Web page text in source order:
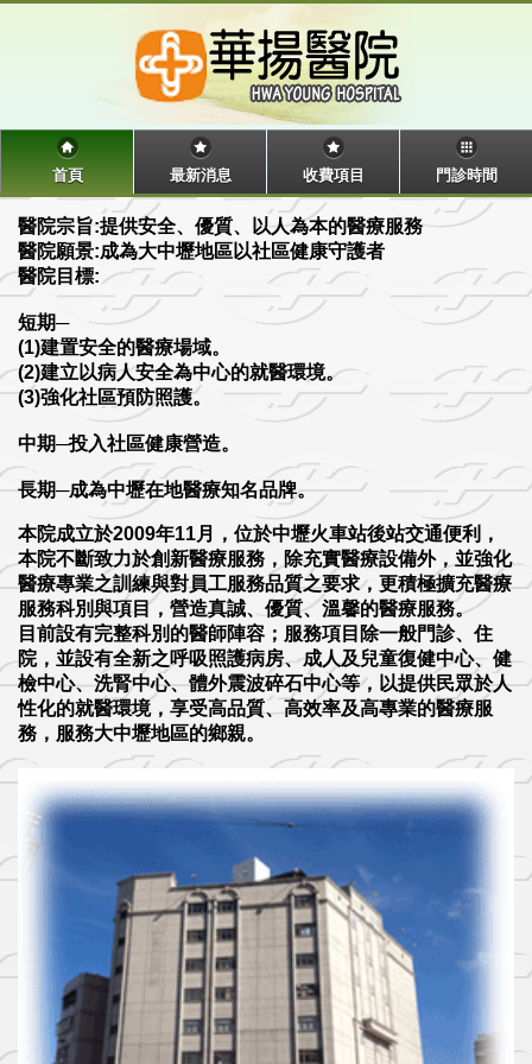
首頁 最新消息 收費項目 門診時間
醫院宗旨:提供安全、優質、以人為本的醫療服務
醫院願景:成為大中壢地區以社區健康守護者
醫院目標:
短期─
(1)建置安全的醫療場域。
(2)建立以病人安全為中心的就醫環境。
(3)強化社區預防照護。
中期─投入社區健康營造。
長期─成為中壢在地醫療知名品牌。
本院成立於2009年11月，位於中壢火車站後站交通便利，
本院不斷致力於創新醫療服務，除充實醫療設備外，並強化
醫療專業之訓練與對員工服務品質之要求，更積極擴充醫療
服務科別與項目，營造真誠、優質、溫馨的醫療服務。
目前設有完整科別的醫師陣容；服務項目除一般門診、住
院，並設有全新之呼吸照護病房、成人及兒童復健中心、健
檢中心、洗腎中心、體外震波碎石中心等，以提供民眾於人
性化的就醫環境，享受高品質、高效率及高專業的醫療服
務，服務大中壢地區的鄉親。